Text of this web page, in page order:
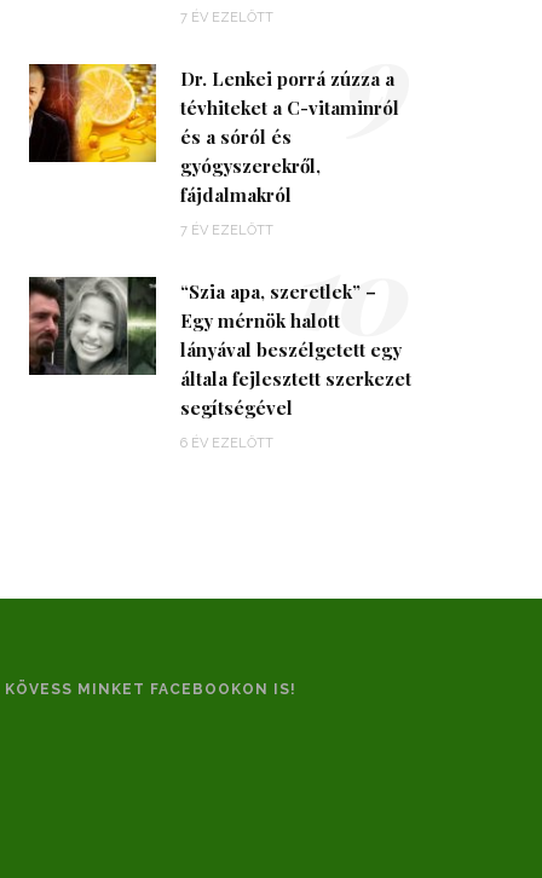
7 ÉV EZELŐTT
Dr. Lenkei porrá zúzza a
tévhiteket a C-vitaminról
és a sóról és
gyógyszerekről,
fájdalmakról
7 ÉV EZELŐTT
9
“Szia apa, szeretlek” –
Egy mérnök halott
lányával beszélgetett egy
általa fejlesztett szerkezet
segítségével
6 ÉV EZELŐTT
10
KÖVESS MINKET FACEBOOKON IS!